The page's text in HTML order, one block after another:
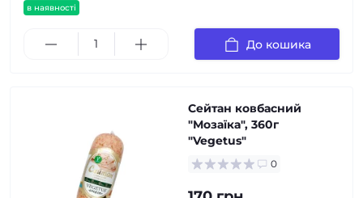
в наявності
До кошика
Сейтан ковбасний
"Мозаїка", 360г
"Vegetus"
0